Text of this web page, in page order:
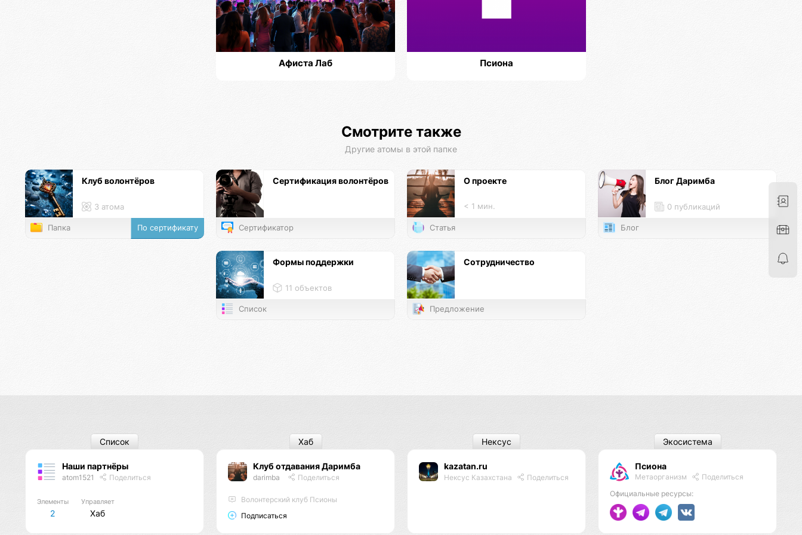
Афиста Лаб Псиона
Смотрите также
Другие атомы в этой папке
Клуб волонтёров
3 атома
Папка По сертификату
Сертификация волонтёров
Сертификатор
О проекте
< 1 мин.
Статья
Блог Даримба
0 публикаций
Блог
Формы поддержки
11 объектов
Список
Сотрудничество
Предложение
Наши партнёры
atom1521 Поделиться
Элементы
2
Управляет
Хаб
Список
Клуб отдавания Даримба
darimba Поделиться
Волонтерский клуб Псионы
Подписаться
Хаб
kazatan.ru
Нексус Казахстана Поделиться
Нексус
Псиона
Метаорганизм
Поделиться
Официальные ресурсы:
Экосистема